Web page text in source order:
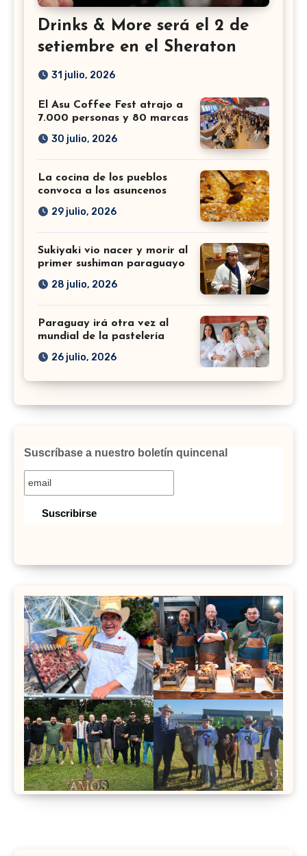
Drinks & More será el 2 de
setiembre en el Sheraton
31 julio, 2026
El Asu Coffee Fest atrajo a
7.000 personas y 80 marcas
30 julio, 2026
La cocina de los pueblos
convoca a los asuncenos
29 julio, 2026
Sukiyaki vio nacer y morir al
primer sushiman paraguayo
28 julio, 2026
Paraguay irá otra vez al
mundial de la pastelería
26 julio, 2026
Suscríbase a nuestro boletín quincenal